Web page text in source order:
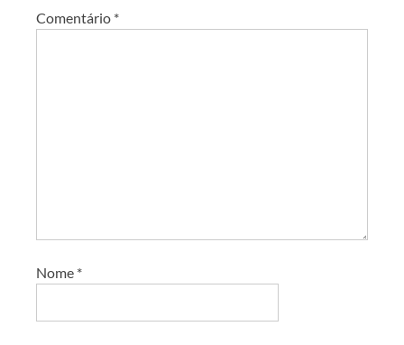
Comentário *
Nome *